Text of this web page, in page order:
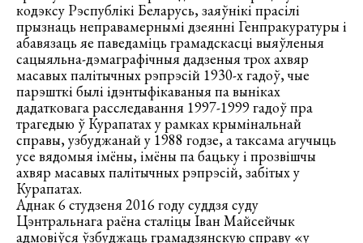
кодэксу Рэспублікі Беларусь, заяўнікі прасілі
прызнаць неправамернымі дзеянні Генпракуратуры і
абавязаць яе паведаміць грамадскасці выяўленыя
сацыяльна-дэмаграфічныя дадзеныя трох ахвяр
масавых палітычных рэпрэсій 1930-х гадоў, чые
парэшткі былі ідэнтыфікаваныя па выніках
дадатковага расследавання 1997-1999 гадоў пра
трагедыю ў Курапатах у рамках крымінальнай
справы, узбуджанай у 1988 годзе, а таксама агучыць
усе вядомыя імёны, імёны па бацьку і прозвішчы
ахвяр масавых палітычных рэпрэсій, забітых у
Курапатах.
Аднак 6 студзеня 2016 году суддзя суду
Цэнтральнага раёна сталіцы Іван Майсейчык
адмовіўся ўзбуджаць грамадзянскую справу «у